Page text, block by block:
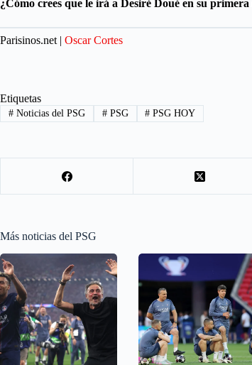
¿Cómo crees que le irá a Desiré Doué en su
Parisinos.net | Oscar Cortes
Etiquetas
#Noticias del PSG #PSG # PSG HOY
Más noticias del PSG